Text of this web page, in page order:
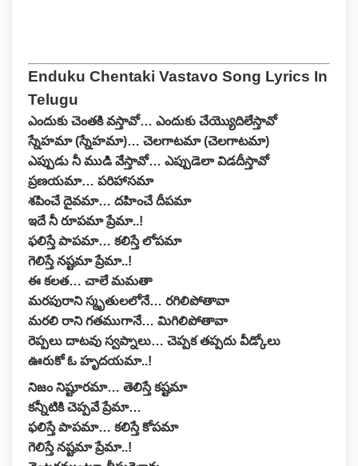
Enduku Chentaki Vastavo Song Lyrics In
Telugu
ఎందుకు చెంతకి వస్తావో… ఎందుకు చేయ్యొదిలేస్తావో
స్నేహమా (స్నేహమా)… చెలగాటమా (చెలగాటమా)
ఎప్పుడు నీ ముడి వేస్తావో… ఎప్పుడెలా విడదీస్తావో
ప్రణయమా… పరిహాసమా
శపించే దైవమా… దహించే దీపమా
ఇదే నీ రూపమా ప్రేమా..!
ఫలిస్తే పాపమా… కలిస్తే లోపమా
గెలిస్తే నష్టమా ప్రేమా..!
ఈ కలత… చాలే మమతా
మరపురాని స్మృతులలోనే… రగిలిపోతావా
మరలి రాని గతముగానే… మిగిలిపోతావా
రెప్పలు దాటవు స్వప్నాలు… చెప్పక తప్పదు వీడ్కోలు
ఊరుకో ఓ హృదయమా..!
నిజం నిష్టూరమా… తెలిస్తే కష్టమా
కన్నీటికి చెప్పవే ప్రేమా…
ఫలిస్తే పాపమా… కలిస్తే కోపమా
గెలిస్తే నష్టమా ప్రేమా..!